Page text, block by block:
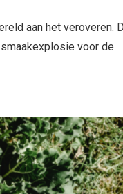
aan het veroveren.
voor de